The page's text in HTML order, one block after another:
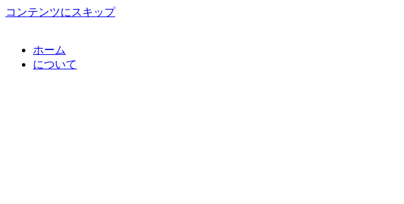
コンテンツにスキップ
ホーム
について